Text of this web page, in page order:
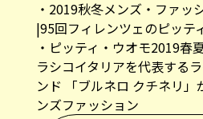
・ 2019秋冬メンズ・ファッ
|95回フィレンツェのピッテ
・ ピッティ・ウオモ2019春
ラシコイタリアを代表する
ンド 「ブルネロ クチネリ」
ンズファッション